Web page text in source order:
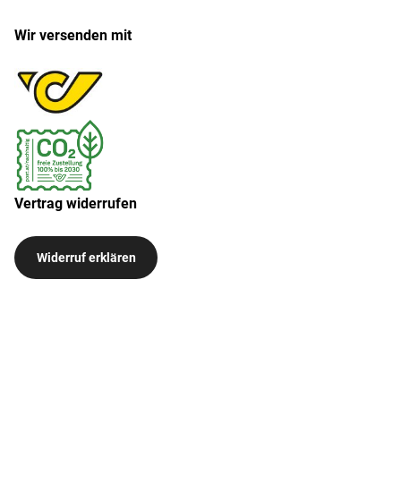
Wir versenden mit
Vertrag widerrufen
Widerruf erklären